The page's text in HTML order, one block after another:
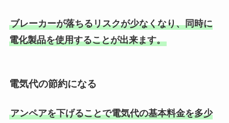
ブレーカーが落ちるリスクが少なくなり、同時に
電化製品を使用することが出来ます。
電気代の節約になる
アンペアを下げることで電気代の基本料金を多少